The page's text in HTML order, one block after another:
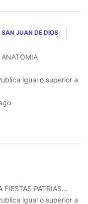
SAN JUAN DE DIOS
igual o superior a
FIESTAS PATRIAS...
igual o superior a